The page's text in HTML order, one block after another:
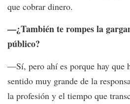
que cobrar dinero.
—¿También te rompes la
público?
—Sí, pero ahí es porque hay que
sentido muy grande de la
la profesión y el tiempo que